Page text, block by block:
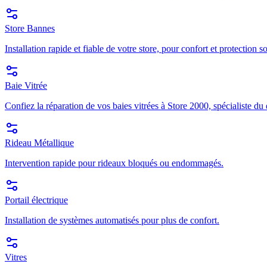
Store Bannes
Installation rapide et fiable de votre store, pour confort et protection
Baie Vitrée
Confiez la réparation de vos baies vitrées à Store 2000, spécialiste
Rideau Métallique
Intervention rapide pour rideaux bloqués ou endommagés.
Portail électrique
Installation de systèmes automatisés pour plus de confort.
Vitres